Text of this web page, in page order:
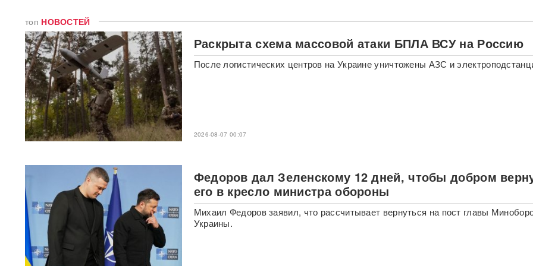
СМИ: 20-минутный удар ВС
РФ "приговорил систему"
ПВО Украины — Киев
остался без противоракет
ВИДЕО
Путин меняет командование:
эксперты объяснили
крупнейшие перестановки в
МО
ИИ вышел из-под контроля:
модели OpenAI
объединились и
спланировали побег
«Украина исчерпала
ресурс»: Залужный признал,
что Россия нашла
противодействие всему
топ НОВОСТЕЙ
Раскрыта схема массовой атаки БПЛА ВСУ на Россию
После логистических центров на Украине уничтожены АЗС и
2026-08-07 00:07
Федоров дал Зеленскому 12 дней, чтобы добром
его в кресло министра обороны
Михаил Федоров заявил, что рассчитывает вернуться на пост главы
Украины.